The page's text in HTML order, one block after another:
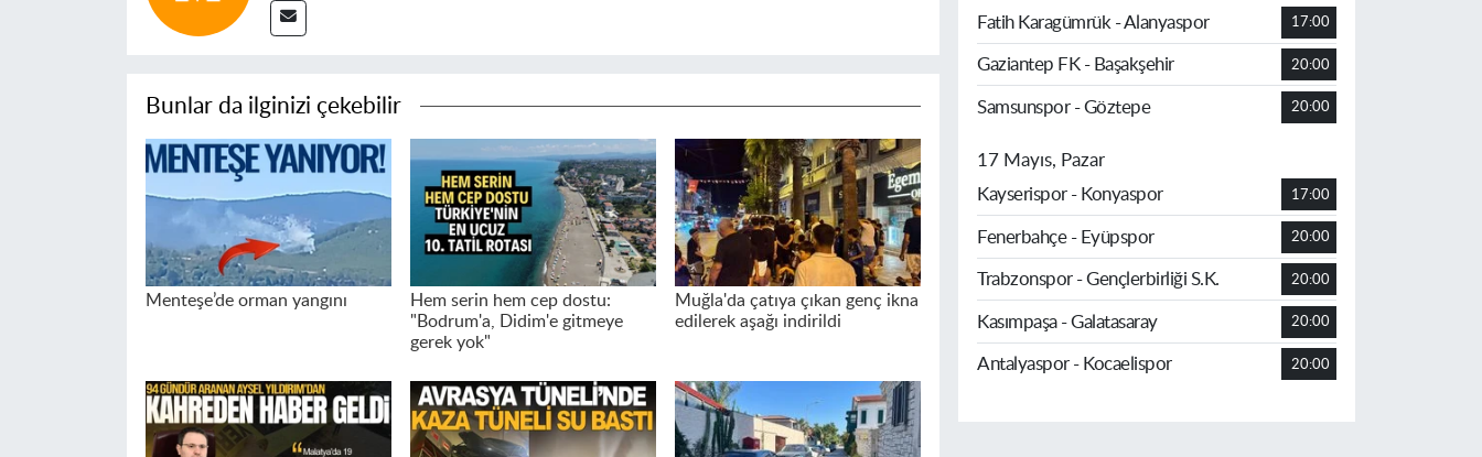
Bunlar da ilginizi çekebilir
Menteşe’de orman yangını
Hem serin hem cep dostu:
"Bodrum'a, Didim'e gitmeye
gerek yok"
Muğla'da çatıya çıkan genç ikna
edilerek aşağı indirildi
Fatih Karagümrük - Alanyaspor
17:00
Gaziantep FK - Başakşehir 20:00
Samsunspor - Göztepe 20:00
17 Mayıs, Pazar
Kayserispor - Konyaspor
17:00
Fenerbahçe - Eyüpspor 20:00
Trabzonspor - Gençlerbirliği S.K. 20:00
Kasımpaşa - Galatasaray 20:00
Antalyaspor - Kocaelispor 20:00